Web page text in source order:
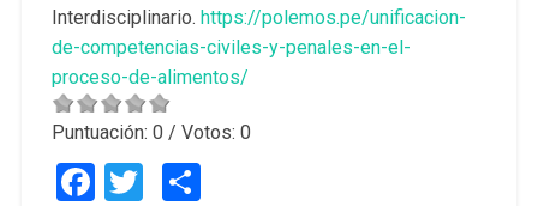
Interdisciplinario. https://polemos.pe/unificacion-
de-competencias-civiles-y-penales-en-el-
proceso-de-alimentos/
Puntuación: 0 / Votos: 0
Facebook
TwitterCompartir